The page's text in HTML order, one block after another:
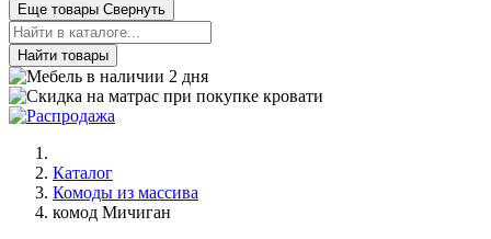
Еще товары Свернуть
Найти товары
Каталог
Комоды из массива
комод Мичиган